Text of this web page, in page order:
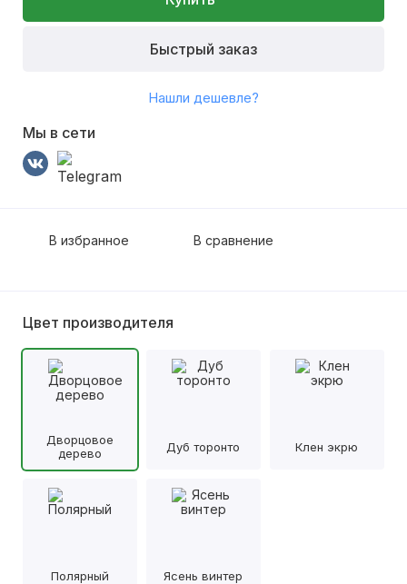
Быстрый заказ
Нашли дешевле?
Мы в сети
В избранное В сравнение
Цвет производителя
Дворцовое
дерево
Дуб торонто Клен экрю
Полярный Ясень винтер